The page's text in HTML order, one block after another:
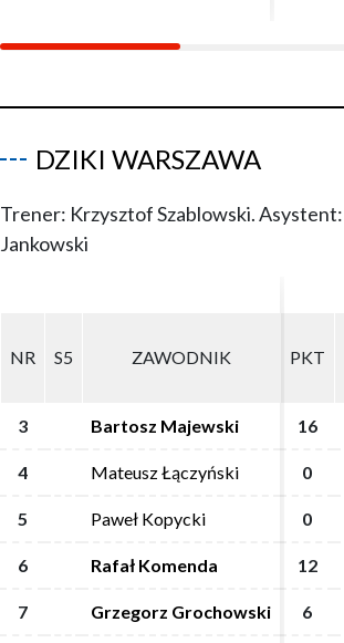
DZIKI WARSZAWA
Trener: Krzysztof Szablowski.
Jankowski
NR S5 ZAWODNIK PKT
3 Bartosz Majewski 16
4 Mateusz Łączyński 0
5 Paweł Kopycki 0
6 Rafał Komenda 12
7 Grzegorz Grochowski 6
NR S5 ZAWODNIK PKT
3 Bartosz Majewski 16
4 Mateusz Łączyński 0
5 Paweł Kopycki 0
6 Rafał Komenda 12
7 Grzegorz Grochowski 6